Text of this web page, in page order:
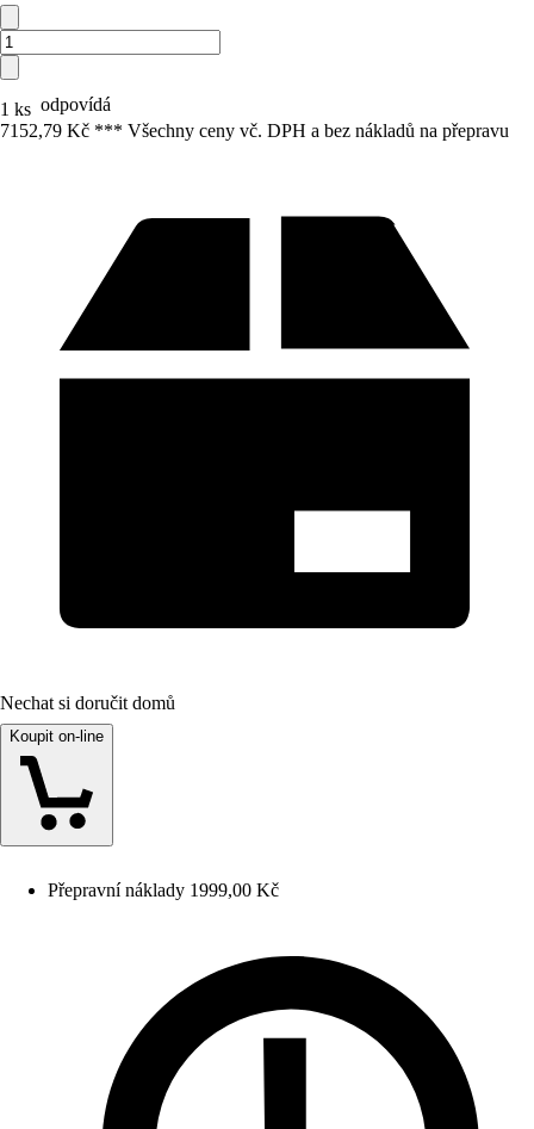
1 ks odpovídá
7152,79 Kč *** Všechny ceny vč. DPH a bez nákladů na přepravu
Nechat si doručit domů
Koupit on-line
Přepravní náklady 1999,00 Kč